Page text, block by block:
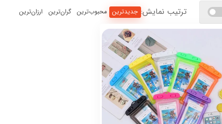
ترتیب نمایش: جدیدترین محبوب‌ترین گران‌ترین ارزان‌ترین